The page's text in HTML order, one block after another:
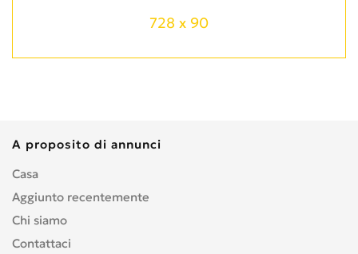
728 x 90
A proposito di annunci
Casa
Aggiunto recentemente
Chi siamo
Contattaci